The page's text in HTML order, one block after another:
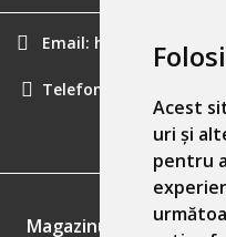
Acest
uri și
pentru
Email:
Telefon:
Magazinul nostru